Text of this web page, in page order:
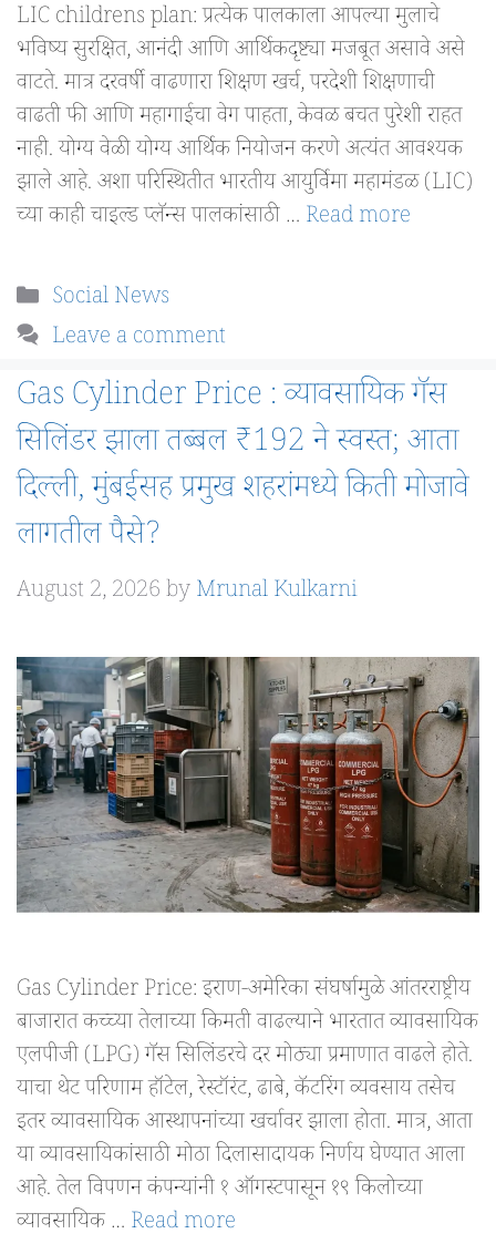
LIC childrens plan: प्रत्येक पालकाला आपल्या मुलाचे
भविष्य सुरक्षित, आनंदी आणि आर्थिकदृष्ट्या मजबूत असावे असे
वाटते. मात्र दरवर्षी वाढणारा शिक्षण खर्च, परदेशी शिक्षणाची
वाढती फी आणि महागाईचा वेग पाहता, केवळ बचत पुरेशी राहत
नाही. योग्य वेळी योग्य आर्थिक नियोजन करणे अत्यंत आवश्यक
झाले आहे. अशा परिस्थितीत भारतीय आयुर्विमा महामंडळ (LIC)
च्या काही चाइल्ड प्लॅन्स पालकांसाठी … Read more
Categories
Social News
Leave a comment
Gas Cylinder Price : व्यावसायिक गॅस
सिलिंडर झाला तब्बल ₹192 ने स्वस्त; आता
दिल्ली, मुंबईसह प्रमुख शहरांमध्ये किती मोजावे
लागतील पैसे?
August 2, 2026byMrunal Kulkarni
Gas Cylinder Price: इराण-अमेरिका संघर्षामुळे आंतरराष्ट्रीय
बाजारात कच्च्या तेलाच्या किमती वाढल्याने भारतात व्यावसायिक
एलपीजी (LPG) गॅस सिलिंडरचे दर मोठ्या प्रमाणात वाढले होते.
याचा थेट परिणाम हॉटेल, रेस्टॉरंट, ढाबे, कॅटरिंग व्यवसाय तसेच
इतर व्यावसायिक आस्थापनांच्या खर्चावर झाला होता. मात्र, आता
या व्यावसायिकांसाठी मोठा दिलासादायक निर्णय घेण्यात आला
आहे. तेल विपणन कंपन्यांनी १ ऑगस्टपासून १९ किलोच्या
व्यावसायिक … Read more